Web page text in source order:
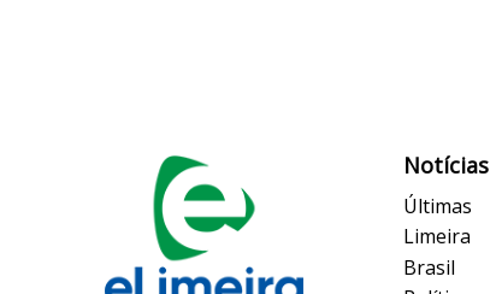
Notícias
Últimas
Limeira
Brasil